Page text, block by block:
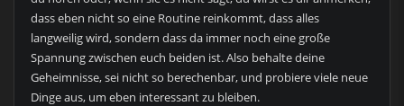
dass eben nicht so eine Routine reinkommt, dass alles
langweilig wird, sondern dass da immer noch eine große
Spannung zwischen euch beiden ist. Also behalte deine
Geheimnisse, sei nicht so berechenbar, und probiere viele neue
Dinge aus, um eben interessant zu bleiben.